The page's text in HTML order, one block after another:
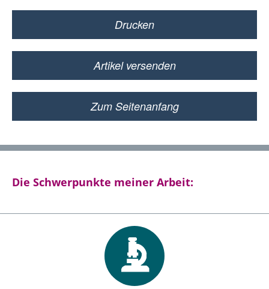
Drucken
Artikel versenden
Zum Seitenanfang
Die Schwerpunkte meiner Arbeit: